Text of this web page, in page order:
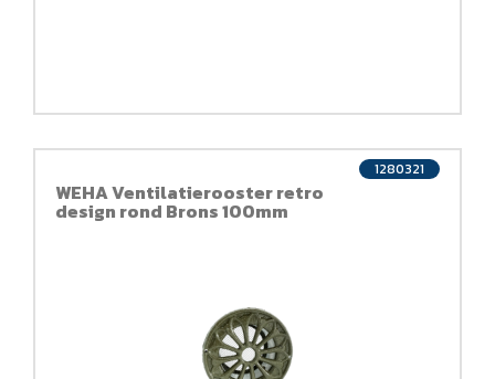
WEHA Ventilatierooster retro
design rond Brons 100mm
1280321